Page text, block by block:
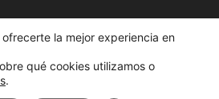
el Servicio de Informática de Diputación de
la mejor experiencia en
qué cookies utilizamos o
.